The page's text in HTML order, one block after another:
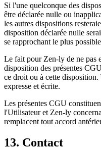
Si l'une quelconque des
être déclarée nulle ou
les autres dispositions
disposition déclarée nulle
se rapprochant le plus
Le fait pour Zen-ly de ne pas
disposition des présentes
ce droit ou à cette
expresse et écrite.
Les présentes CGU
l'Utilisateur et Zen-ly
remplacent tout accord
13. Contact